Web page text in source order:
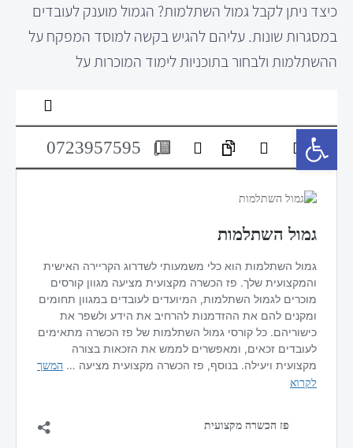
כיצד ניתן לקבל גמול השתלמות? הגמול מוענק לעובדים
במסגרות שונות. עליהם להגיש בקשה למוסד המפקח על
ההשתלמות ולבחור בתוכניות לימוד המוכרות על